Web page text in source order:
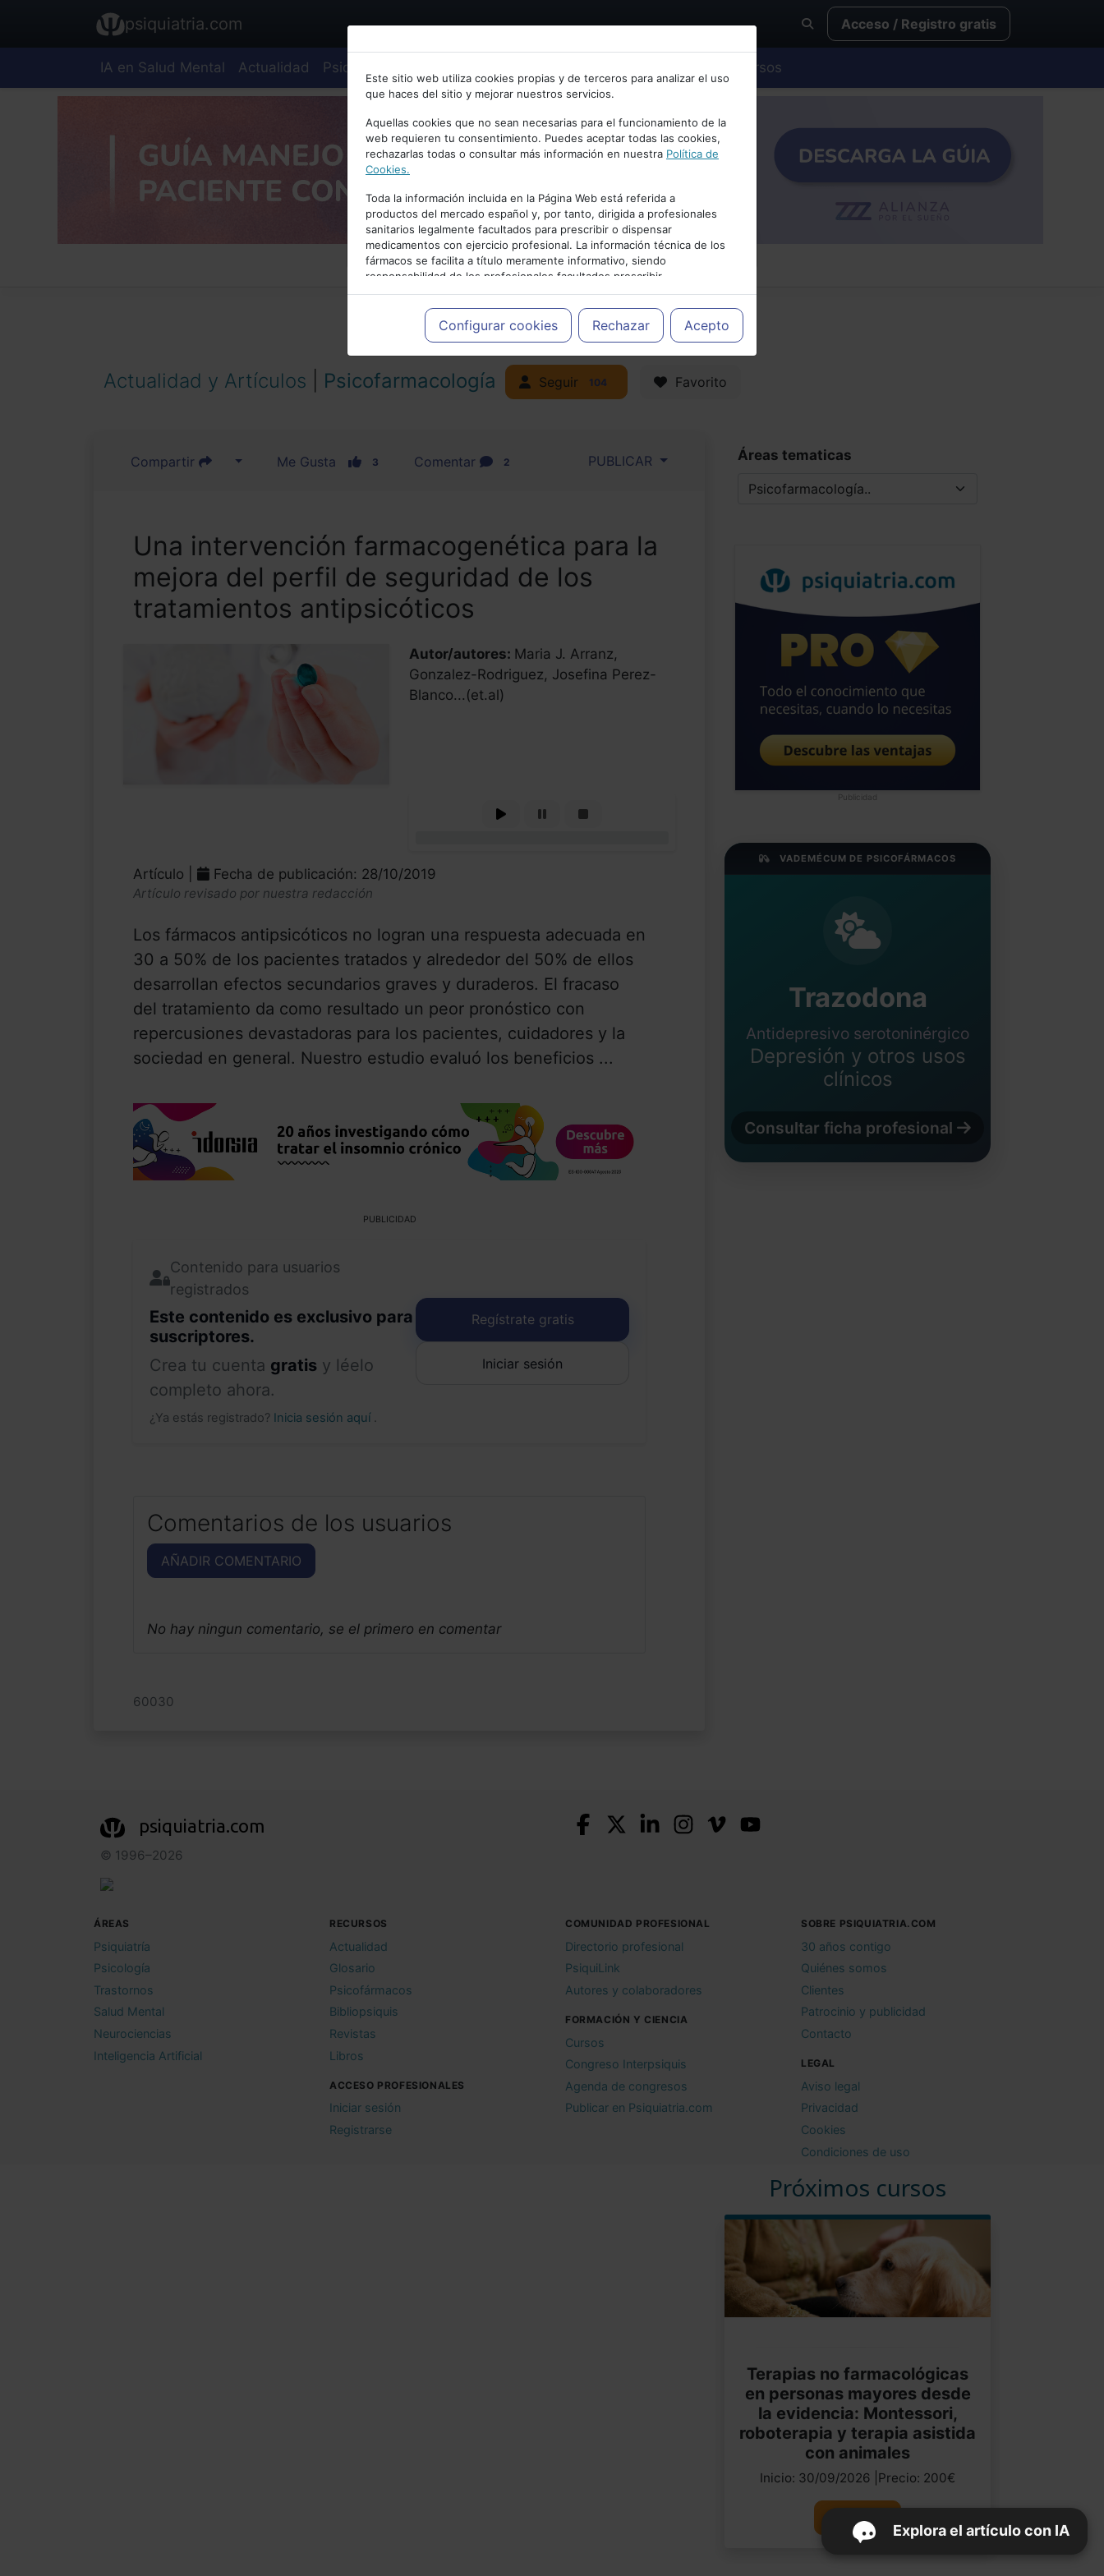
Bienvenid@ a psiquiatria.com
Escribe tu Email
Accede o regístrate con tu email.
Cancelar
psiquiatria.com Acceso / Registro gratis
IA en Salud Mental Actualidad Psiquiatría Cursos
Este sitio web utiliza cookies propias y de terceros para analizar el uso
que haces del sitio y mejorar nuestros servicios.
Aquellas cookies que no sean necesarias para el funcionamiento de la
web requieren tu consentimiento. Puedes aceptar todas las cookies,
rechazarlas todas o consultar más información en nuestra Política de
Cookies.
Toda la información incluida en la Página Web está referida a
productos del mercado español y, por tanto, dirigida a profesionales
sanitarios legalmente facultados para prescribir o dispensar
medicamentos con ejercicio profesional. La información técnica de los
fármacos se facilita a título meramente informativo, siendo
responsabilidad de los profesionales facultados prescribir
medicamentos y decidir, en cada caso concreto, el tratamiento más
adecuado a las necesidades del paciente.
Configurar cookies Rechazar Acepto
PUBLICIDAD
Actualidad y Artículos Psicofarmacología Seguir 104 Favorito
Compartir Me Gusta 3 Comentar 2 PUBLICAR
Una intervención farmacogenética para la
mejora del perfil de seguridad de los
tratamientos antipsicóticos
Autor/autores: Maria J. Arranz,
Gonzalez-Rodriguez, Josefina Perez-
Blanco...(et.al)
Artículo | Fecha de publicación: 28/10/2019
Artículo revisado por nuestra redacción
Los fármacos antipsicóticos no logran una respuesta adecuada en
30 a 50% de los pacientes tratados y alrededor del 50% de ellos
desarrollan efectos secundarios graves y duraderos. El fracaso
del tratamiento da como resultado un peor pronóstico con
repercusiones devastadoras para los pacientes, cuidadores y la
sociedad en general. Nuestro estudio evaluó los beneficios ...
PUBLICIDAD
Contenido para usuarios
registrados
Este contenido es exclusivo para
suscriptores.
Crea tu cuenta gratis y léelo
completo ahora.
¿Ya estás registrado? Inicia sesión aquí .
Regístrate gratis
Iniciar sesión
Comentarios de los usuarios
AÑADIR COMENTARIO
No hay ningun comentario, se el primero en comentar
60030
Áreas tematicas
Publicidad
VADEMÉCUM DE PSICOFÁRMACOS
Trazodona
Antidepresivo serotoninérgico
Depresión y otros usos
clínicos
Consultar ficha profesional
Próximos cursos
Terapias no farmacológicas
en personas mayores desde
la evidencia: Montessori,
roboterapia y terapia asistida
con animales
Inicio: 30/09/2026 |Precio: 200€
Ver curso
Explora el artículo con IA
psiquiatria.com
© 1996–2026
ÁREAS
Psiquiatría
Psicología
Trastornos
Salud Mental
Neurociencias
Inteligencia Artificial
RECURSOS
Actualidad
Glosario
Psicofármacos
Bibliopsiquis
Revistas
Libros
ACCESO PROFESIONALES
Iniciar sesión
Registrarse
COMUNIDAD PROFESIONAL
Directorio profesional
PsiquiLink
Autores y colaboradores
FORMACIÓN Y CIENCIA
Cursos
Congreso Interpsiquis
Agenda de congresos
Publicar en Psiquiatria.com
SOBRE PSIQUIATRIA.COM
30 años contigo
Quiénes somos
Clientes
Patrocinio y publicidad
Contacto
LEGAL
Aviso legal
Privacidad
Cookies
Condiciones de uso